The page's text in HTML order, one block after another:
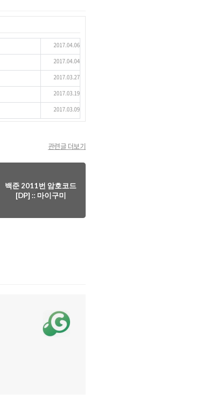
2017.04.06
2017.04.04
2017.03.27
2017.03.19
2017.03.09
관련글 더보기
백준 2011번 암호코드
[DP] :: 마이구미